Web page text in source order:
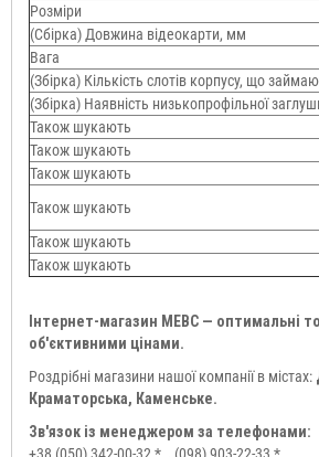
Розміри
(Сбірка) Довжина відеокарти, мм
Вага
(Збірка) Кількість слотів корпусу, що
(Збірка) Наявність низькопрофільної
Також шукають
Також шукають
Також шукають
Також шукають
Також шукають
Також шукають
Інтернет-магазин МЕВС — оптимальні
об'єктивними цінами.
Роздрібні магазини нашої компанії в містах:
Краматорська, Каменське.
Зв'язок із менеджером за телефонами:
+38 (050) 342-00-32 * , (098) 903-22-33 *